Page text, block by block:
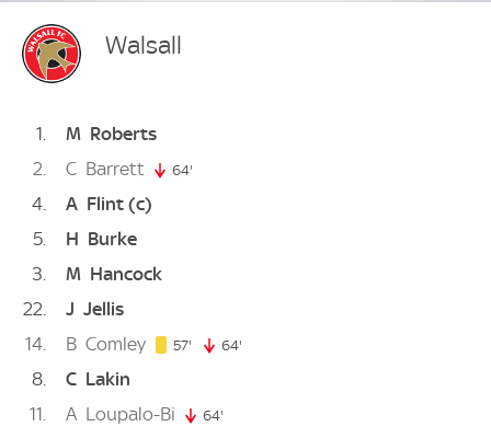
Walsall
1 M Roberts
2
C Barrett 64'
4 A Flint (c)
5
H Burke
3
M Hancock
22
J Jellis
14
B Comley 57' 57. minute
64'
8 C Lakin
11
A Loupalo-Bi 64'